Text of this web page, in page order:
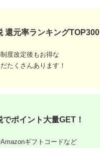
プレゼント ギフト 就
職祝い 成人祝い 結婚
用的 手続き 契約 書類
牧之原市 静岡県
還元率ランキングTOP300
度改定後もお得な
たくさんあります！
ポイント大量GET！
ギフトコードなど